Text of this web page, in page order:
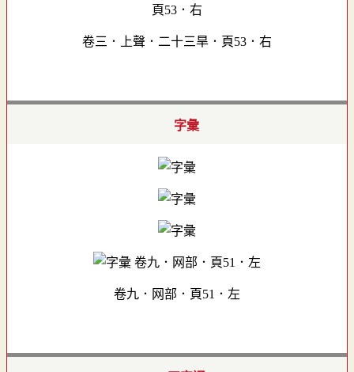
卷三．上聲．二十三旱．頁53．右
字彙
卷九．网部．頁51．左